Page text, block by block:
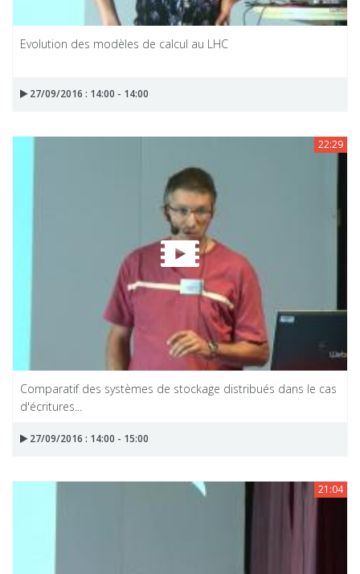
Evolution des modèles de calcul au LHC
27/09/2016 : 14:00 - 14:00
22:29
Comparatif des systèmes de stockage distribués dans le cas
d'écritures...
27/09/2016 : 14:00 - 15:00
21:04